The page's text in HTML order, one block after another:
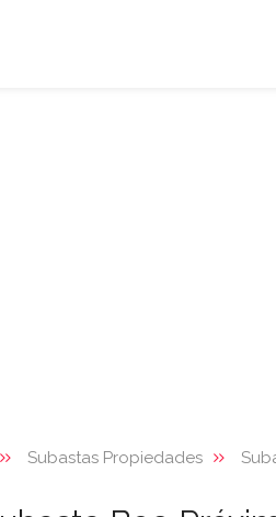
Subastas Propiedades